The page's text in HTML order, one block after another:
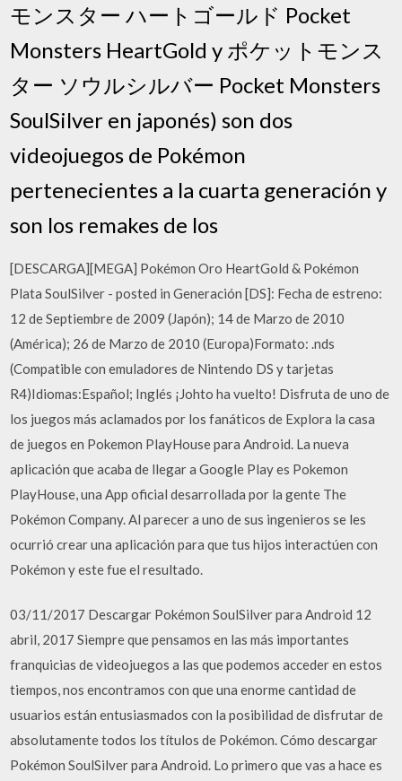
モンスター ハートゴールド Pocket
Monsters HeartGold y ポケットモンス
ター ソウルシルバー Pocket Monsters
SoulSilver en japonés) son dos
videojuegos de Pokémon
pertenecientes a la cuarta generación y
son los remakes de los
[DESCARGA][MEGA] Pokémon Oro HeartGold & Pokémon
Plata SoulSilver - posted in Generación [DS]: Fecha de estreno:
12 de Septiembre de 2009 (Japón); 14 de Marzo de 2010
(América); 26 de Marzo de 2010 (Europa)Formato: .nds
(Compatible con emuladores de Nintendo DS y tarjetas
R4)Idiomas:Español; Inglés ¡Johto ha vuelto! Disfruta de uno de
los juegos más aclamados por los fanáticos de Explora la casa
de juegos en Pokemon PlayHouse para Android. La nueva
aplicación que acaba de llegar a Google Play es Pokemon
PlayHouse, una App oficial desarrollada por la gente The
Pokémon Company. Al parecer a uno de sus ingenieros se les
ocurrió crear una aplicación para que tus hijos interactúen con
Pokémon y este fue el resultado.
03/11/2017 Descargar Pokémon SoulSilver para Android 12
abril, 2017 Siempre que pensamos en las más importantes
franquicias de videojuegos a las que podemos acceder en estos
tiempos, nos encontramos con que una enorme cantidad de
usuarios están entusiasmados con la posibilidad de disfrutar de
absolutamente todos los títulos de Pokémon. Cómo descargar
Pokémon SoulSilver para Android. Lo primero que vas a hace es